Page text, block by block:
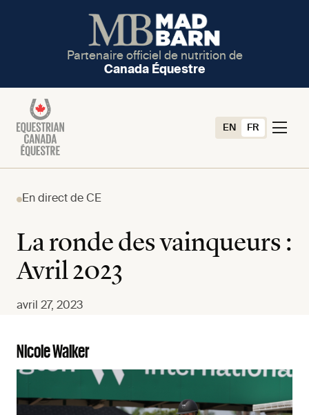
Partenaire officiel de nutrition de
Canada Équestre
EN FR
En direct de CE
La ronde des vainqueurs :
Avril 2023
avril 27, 2023
Nicole Walker